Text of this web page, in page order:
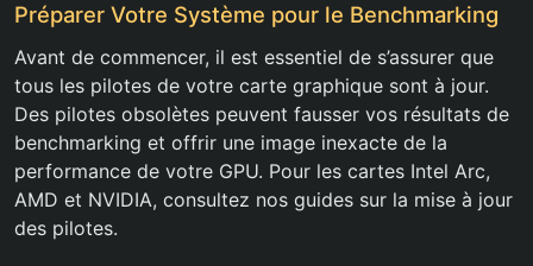
Préparer Votre Système pour le Benchmarking
Avant de commencer, il est essentiel de s’assurer que
tous les pilotes de votre carte graphique sont à jour.
Des pilotes obsolètes peuvent fausser vos résultats de
benchmarking et offrir une image inexacte de la
performance de votre GPU. Pour les cartes Intel Arc,
AMD et NVIDIA, consultez nos guides sur la mise à jour
des pilotes.